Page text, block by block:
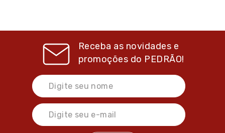
Receba as novidades e
promoções do PEDRÃO!